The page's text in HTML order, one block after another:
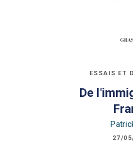
ESSAIS ET
De
27/